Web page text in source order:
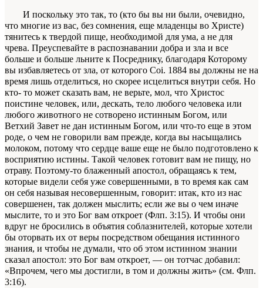
И поскольку это так, то (кто бы вы ни были, очевидно,
что многие из вас, без сомне­ния, еще младенцы во Христе)
тянитесь к твер­дой пище, необходимой для ума, а не для
чрева. Преуспевайте в распознавании добра и зла и все
больше и больше льните к Посреднику, благода­ря Которому
вы избавляетесь от зла, от которого Coi. 1884 вы должны не на
время лишь отде­литься, но скорее исцелиться внутри себя. Но
кто- то может сказать вам, не верьте, мол, что Христос
поистине человек, или, дескать, тело любого чело­века или
любого животного не сотворено истин­ным Богом, или
Ветхий Завет не дан истинным Богом, или что-то еще в этом
роде, о чем не гово­рили вам прежде, когда вы насыщались
молоком, потому что сердце ваше еще не было подготовле­но к
восприятию истины. Такой человек готовит вам не пищу, но
отраву. Поэтому-то блаженный апостол, обращаясь к тем,
которые видели себя уже совершенными, в то время как сам
он себя называя несовершенным, говорит: итак, кто из нас
совер­шенен, так должен мыслить; если же вы о чем ина­че
мыслите, то и это Бог вам откроет (Флп. 3:15). И чтобы они
вдруг не бросились в объятия соблаз­нителей, которые хотели
бы оторвать их от веры посредством обещания истинного
знания, и чтобы не думали, что об этом истинном знании
сказал апостол: это Бог вам откроет, — он тотчас доба­вил:
«Впрочем, чего мы достигли, в том и должны жить» (см. Флп.
3:16).